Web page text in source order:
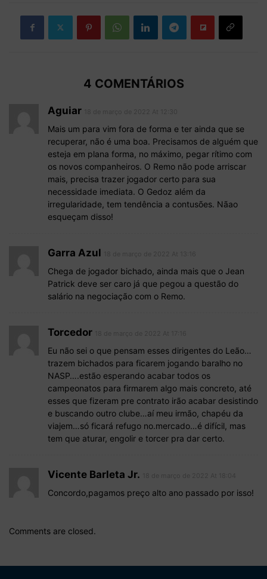
4 COMENTÁRIOS
Aguiar
Mais um para vim fora de forma e ter ainda que se
recuperar, não é uma boa. Precisamos de alguém que
esteja em plana forma, no máximo, pegar rítimo com
os novos companheiros. O Remo não pode arriscar
mais, precisa trazer jogador certo para sua
necessidade imediata. O Gedoz além da
irregularidade, tem tendência a contusões. Nãao
esqueçam disso!
Garra Azul
Chega de jogador bichado, ainda mais que o Jean
Patrick deve ser caro já que pegou a questão do
salário na negociação com o Remo.
Torcedor
Eu não sei o que pensam esses dirigentes do Leão…
trazem bichados para ficarem jogando baralho no
NASP….estão esperando acabar todos os
campeonatos para firmarem algo mais concreto, até
esses que fizeram pre contrato irão acabar desistindo
e buscando outro clube…aí meu irmão, chapéu da
viajem…só ficará refugo no.mercado…é difícil, mas
tem que aturar, engolir e torcer pra dar certo.
Vicente Barleta Jr.
Concordo,pagamos preço alto ano passado por isso!
Comments are closed.